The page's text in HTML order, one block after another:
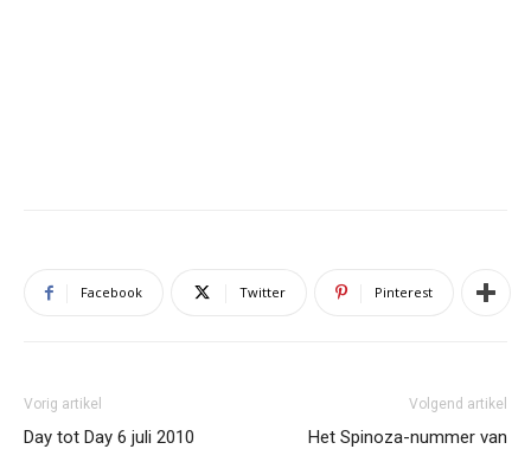
Facebook Twitter Pinterest
Vorig artikel
Day tot Day 6 juli 2010
Volgend artikel
Het Spinoza-nummer van